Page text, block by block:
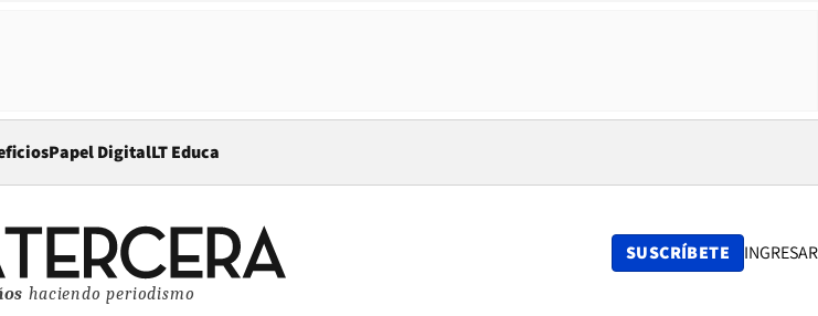
Papel DigitalOpens in new window
LT Educa
haciendo periodismo
SUSCRÍBETE INGRESAR